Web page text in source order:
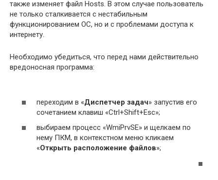
также изменяет файл Hosts. В этом случае пользователь
не только сталкивается с нестабильным
функционированием ОС, но и с проблемами доступа к
интернету.
Необходимо убедиться, что перед нами действительно
вредоносная программа:
переходим в «Диспетчер задач» запустив его
сочетанием клавиш «Ctrl+Shift+Esc»;
выбираем процесс «WmiPrvSE» и щелкаем по
нему ПКМ, в контекстном меню кликаем
«Открыть расположение файлов»;